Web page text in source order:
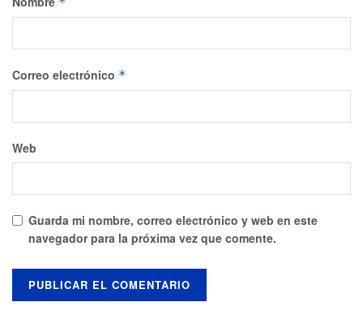
Correo electrónico *
Web
Guarda mi nombre, correo electrónico y web en este
navegador para la próxima vez que comente.